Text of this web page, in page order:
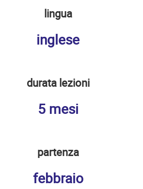
lingua
inglese
durata lezioni
5 mesi
partenza
febbraio